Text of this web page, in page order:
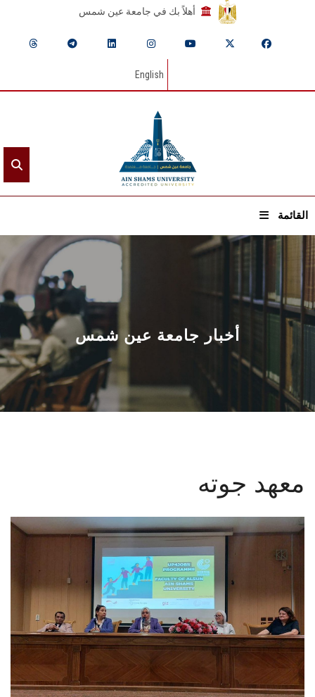
أهلاً بك في جامعة عين شمس
English
القائمة
الرئيسيـة
عن الجامعة
القطاعـات
الشئون الأكاديمية
البحث العلمي
الأنظمة الذكية
تواصل معنا
الطلاب
هيئة التدريس
أخبار جامعة عين شمس
معهد جوته